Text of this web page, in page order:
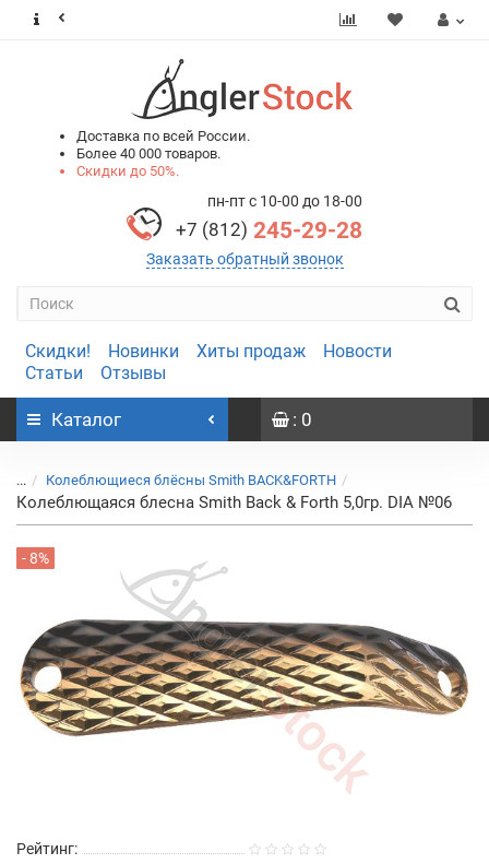
Доставка по всей России.
Более 40 000 товаров.
Скидки до 50%.
пн-пт с 10-00 до 18-00
+7 (812) 245-29-28
Заказать обратный звонок
Скидки! Новинки Хиты продаж
Новости
Статьи
Отзывы
Каталог : 0
... Колеблющиеся блёсны Smith BACK&FORTH
Колеблющаяся блесна Smith Back & Forth 5,0гр. DIA №06
- 8%
Рейтинг: